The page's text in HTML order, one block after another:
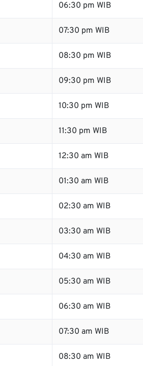
06:30 pm WIB
07:30 pm WIB
08:30 pm WIB
09:30 pm WIB
10:30 pm WIB
11:30 pm WIB
12:30 am WIB
01:30 am WIB
02:30 am WIB
03:30 am WIB
04:30 am WIB
05:30 am WIB
06:30 am WIB
07:30 am WIB
08:30 am WIB